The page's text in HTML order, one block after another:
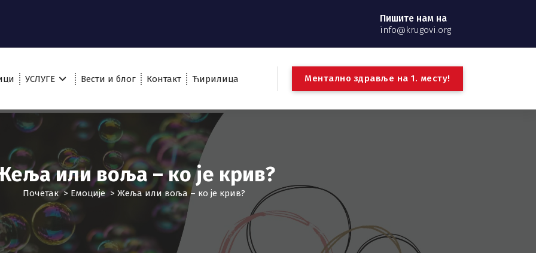
Пишите нам на
info@krugovi.org
УСЛУГЕ Вести и блог Контакт Ћирилица Ментално здравље на 1. месту!
или воља – ко је крив?
Почетак> Емоције > Жеља или воља – ко је крив?